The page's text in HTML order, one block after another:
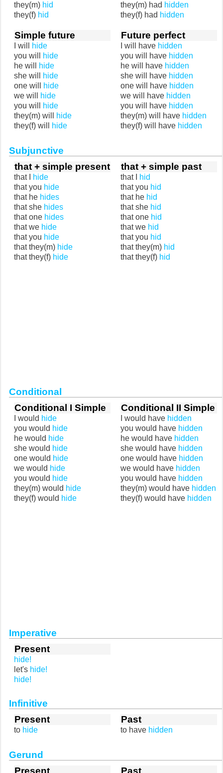
they(m) hid
they(f) hid
they(m) had hidden
they(f) had hidden
Simple future
I will
hide
you will
hide
he will
hide
she will
hide
one will
hide
we will
hide
you will
hide
they(m) will
hide
they(f) will
hide
Future perfect
I will have hidden
you will have hidden
he will have hidden
she will have hidden
one will have hidden
we will have hidden
you will have hidden
they(m) will have hidden
they(f) will have hidden
Subjunctive
that + simple present
that I
hide
that you hide
that he hides
that she hides
that one hides
that we hide
that you hide
that they(m) hide
that they(f) hide
that + simple past
that I
hid
that you hid
that he hid
that she hid
that one hid
that we hid
that you hid
that they(m) hid
that they(f) hid
Conditional
Conditional I Simple
I would hide
you would hide
he would hide
she would hide
one would hide
we would hide
you would hide
they(m) would hide
they(f) would hide
Conditional II Simple
I would have hidden
you would have hidden
he would have hidden
she would have hidden
one would have hidden
we would have hidden
you would have hidden
they(m) would have hidden
they(f) would have hidden
Imperative
Present
hide!
let's hide!
hide!
Infinitive
Present
to hide
Past
to have hidden
Gerund
Present
Past